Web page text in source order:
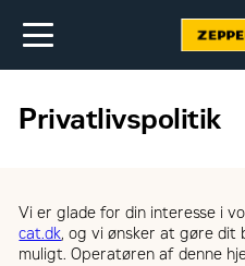
Privatlivspolitik
Vi er glade for din interesse i
cat.dk, og vi ønsker at gøre dit
muligt. Operatøren af denne